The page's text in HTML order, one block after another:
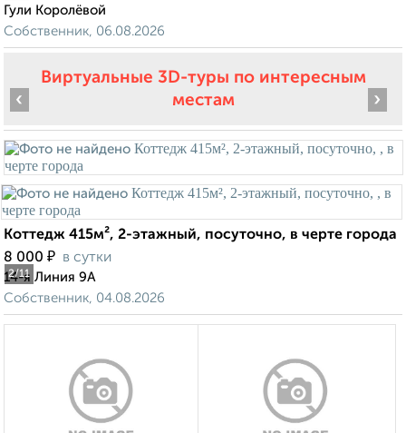
Гули Королёвой
Собственник, 06.08.2026
Виртуальные 3D-туры по интересным
местам
2/11
‹ ›
Коттедж 415м², 2-этажный, посуточно, в черте города
8 000 ₽ в сутки
14-я Линия 9А
Собственник, 04.08.2026